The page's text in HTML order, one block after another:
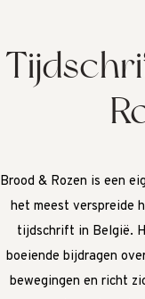
Brood & Rozen is een
het meest verspreide
tijdschrift in België.
boeiende bijdragen
bewegingen en richt